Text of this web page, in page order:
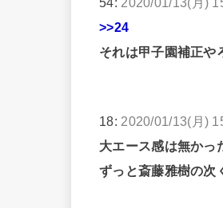
>>24
それは甲子園補正や
18: 2020/01/13(月)
大エース感は無かっ
ずっと斎藤雅樹の次